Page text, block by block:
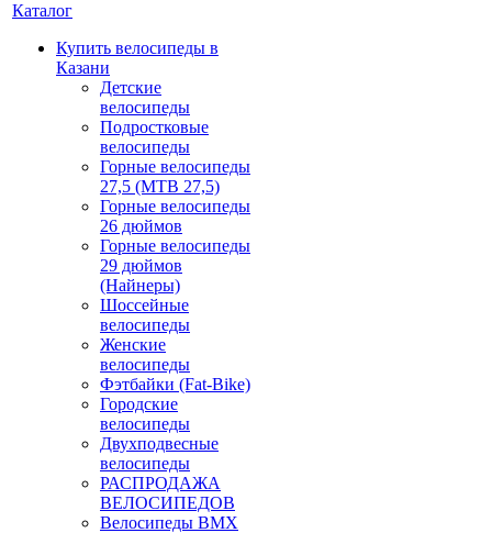
Каталог
Купить велосипеды в
Казани
Детские
велосипеды
Подростковые
велосипеды
Горные велосипеды
27,5 (MTB 27,5)
Горные велосипеды
26 дюймов
Горные велосипеды
29 дюймов
(Найнеры)
Шоссейные
велосипеды
Женские
велосипеды
Фэтбайки (Fat-Bike)
Городские
велосипеды
Двухподвесные
велосипеды
РАСПРОДАЖА
ВЕЛОСИПЕДОВ
Велосипеды BMX